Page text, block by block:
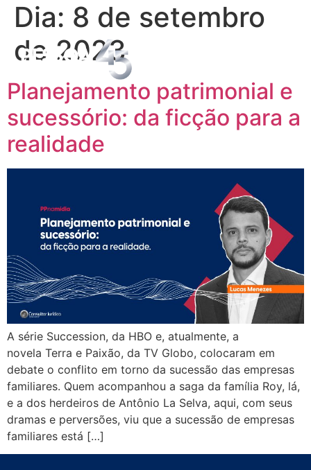
Dia: 8 de setembro
de 2023
Planejamento patrimonial e
sucessório: da ficção para a
realidade
A série Succession, da HBO e, atualmente, a
novela Terra e Paixão, da TV Globo, colocaram em
debate o conflito em torno da sucessão das empresas
familiares. Quem acompanhou a saga da família Roy, lá,
e a dos herdeiros de Antônio La Selva, aqui, com seus
dramas e perversões, viu que a sucessão de empresas
familiares está […]